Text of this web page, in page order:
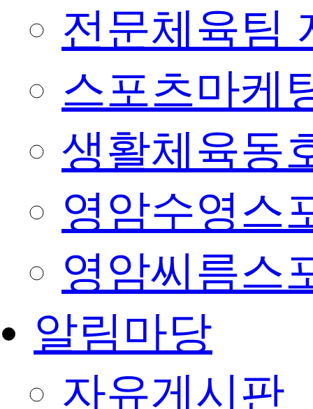
전문체육팀
스포츠마케
생활체육동
영암수영스
영암씨름스
알림마당
자유게시판